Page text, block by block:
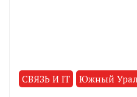
СВЯЗЬ И IT Южный Урал